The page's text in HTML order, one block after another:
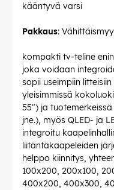
kääntyvä varsi
Pakkaus:
kompakti tv-teline
joka voidaan
sopii useimpiin
yleisimmissä
55") ja
jne.), myös QLED- ja
integroitu
liitäntäkaapeleiden
helppo kiinnitys,
100x200, 200x100,
400x200, 400x300,